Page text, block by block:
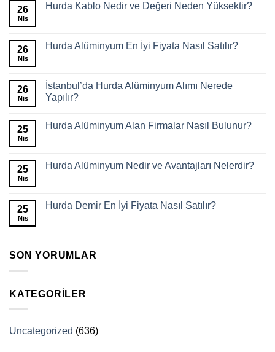
26
Nis
Hurda Kablo Nedir ve Değeri Neden Yüksektir?
26
Nis
Hurda Alüminyum En İyi Fiyata Nasıl Satılır?
26
Nis
İstanbul’da Hurda Alüminyum Alımı Nerede
Yapılır?
25
Nis
Hurda Alüminyum Alan Firmalar Nasıl Bulunur?
25
Nis
Hurda Alüminyum Nedir ve Avantajları Nelerdir?
25
Nis
Hurda Demir En İyi Fiyata Nasıl Satılır?
SON YORUMLAR
KATEGORILER
Uncategorized (636)